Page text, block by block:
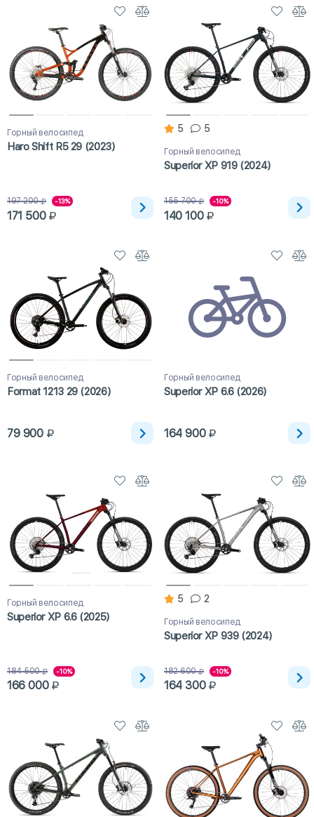
Горный велосипед
Haro Shift R5 29 (2023)
197 200 -13%
171 500
5 5
Горный велосипед
Superior XP 919 (2024)
155 700 -10%
140 100
Горный велосипед
Format 1213 29 (2026)
79 900
Горный велосипед
Superior XP 6.6 (2026)
164 900
Горный велосипед
Superior XP 6.6 (2025)
184 500 -10%
166 000
5 2
Горный велосипед
Superior XP 939 (2024)
182 600 -10%
164 300